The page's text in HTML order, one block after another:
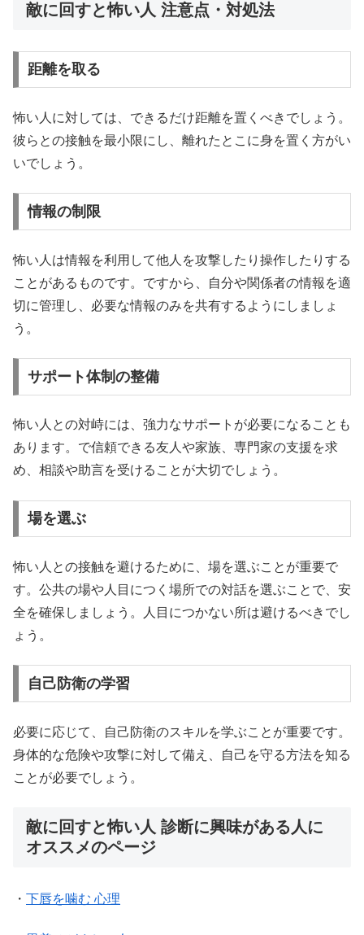
敵に回すと怖い人 注意点・対処法
距離を取る
怖い人に対しては、できるだけ距離を置くべきでしょう。
彼らとの接触を最小限にし、離れたとこに身を置く方がい
いでしょう。
情報の制限
怖い人は情報を利用して他人を攻撃したり操作したりする
ことがあるものです。ですから、自分や関係者の情報を適
切に管理し、必要な情報のみを共有するようにしましょ
う。
サポート体制の整備
怖い人との対峙には、強力なサポートが必要になることも
あります。で信頼できる友人や家族、専門家の支援を求
め、相談や助言を受けることが大切でしょう。
場を選ぶ
怖い人との接触を避けるために、場を選ぶことが重要で
す。公共の場や人目につく場所での対話を選ぶことで、安
全を確保しましょう。人目につかない所は避けるべきでし
ょう。
自己防衛の学習
必要に応じて、自己防衛のスキルを学ぶことが重要です。
身体的な危険や攻撃に対して備え、自己を守る方法を知る
ことが必要でしょう。
敵に回すと怖い人 診断に興味がある人に
オススメのページ
・ 下唇を噛む 心理